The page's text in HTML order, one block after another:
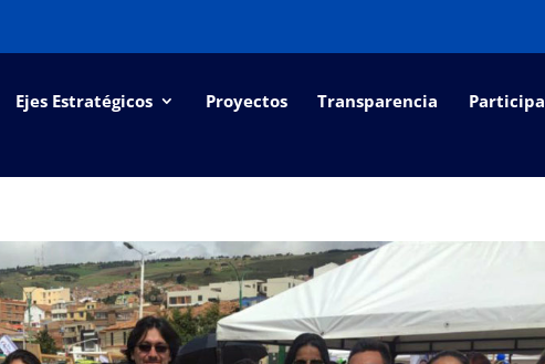
Ejes Estratégicos Proyectos Transparencia Participa